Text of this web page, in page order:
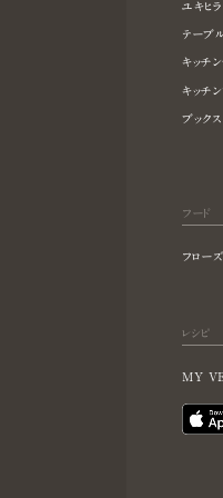
ユキヒラ
テーブ
キッチン
キッチン
ブックス
フード
フロー
レシピ
MY